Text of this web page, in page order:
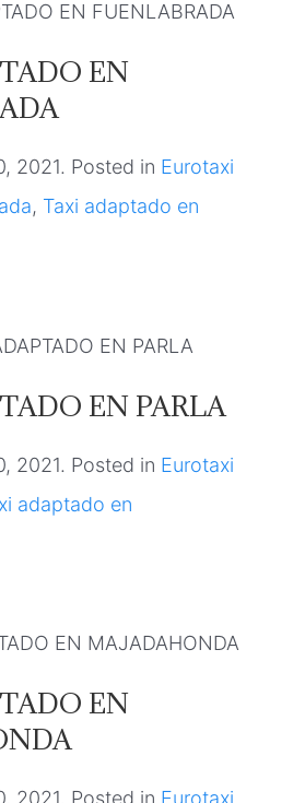
EN
2021. Posted in Eurotaxi
, Taxi adaptado en
EN PARLA
2021. Posted in Eurotaxi
adaptado en
EN